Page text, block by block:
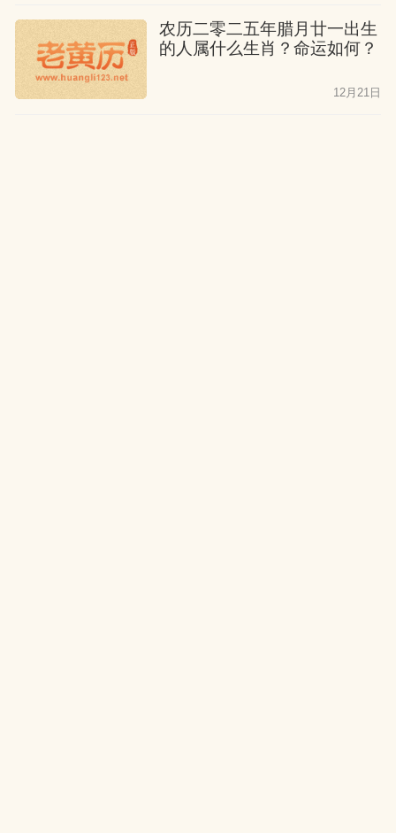
农历二零二五年腊月廿一出生
的人属什么生肖？命运如何？
12月21日